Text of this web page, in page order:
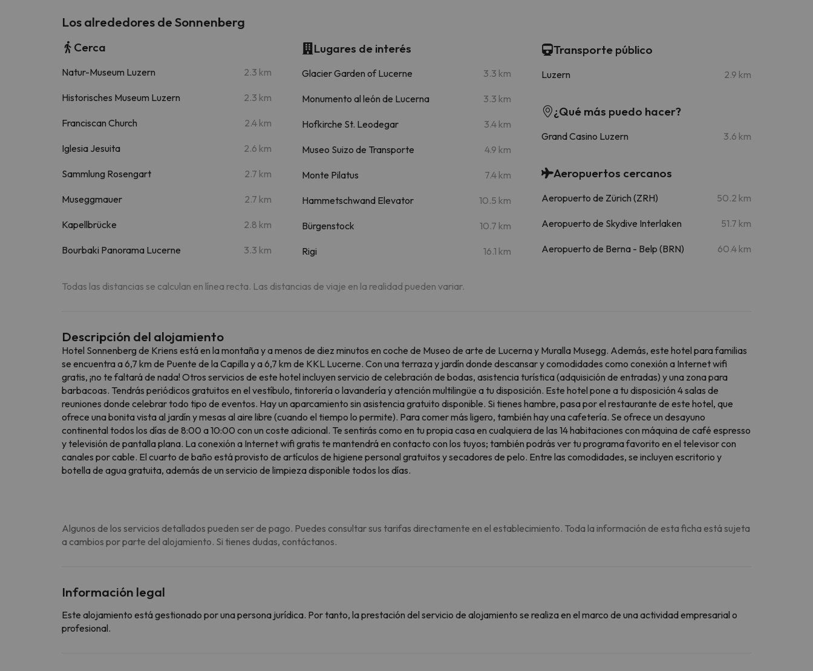
Los alrededores de Sonnenberg
Cerca
Natur-Museum Luzern 2.3 km
Historisches Museum Luzern 2.3 km
Franciscan Church 2.4 km
Iglesia Jesuita 2.6 km
Sammlung Rosengart 2.7 km
Museggmauer 2.7 km
Kapellbrücke 2.8 km
Bourbaki Panorama Lucerne 3.3 km
Lugares de interés
Glacier Garden of Lucerne 3.3 km
Monumento al león de Lucerna 3.3 km
Hofkirche St. Leodegar 3.4 km
Museo Suizo de Transporte 4.9 km
Monte Pilatus 7.4 km
Hammetschwand Elevator 10.5 km
Bürgenstock 10.7 km
Rigi 16.1 km
Transporte público
Luzern 2.9 km
¿Qué más puedo hacer?
Grand Casino Luzern 3.6 km
Aeropuertos cercanos
Aeropuerto de Zürich (ZRH) 50.2 km
Aeropuerto de Skydive Interlaken 51.7 km
Aeropuerto de Berna - Belp (BRN) 60.4 km
Todas las distancias se calculan en línea recta. Las distancias de viaje en la realidad pueden variar.
Descripción del alojamiento
Hotel Sonnenberg de Kriens está en la montaña y a menos de diez minutos en coche de Museo de arte de Lucerna y Muralla Musegg. Además, este hotel para familias
se encuentra a 6,7 km de Puente de la Capilla y a 6,7 km de KKL Lucerne. Con una terraza y jardín donde descansar y comodidades como conexión a Internet wifi
gratis, ¡no te faltará de nada! Otros servicios de este hotel incluyen servicio de celebración de bodas, asistencia turística (adquisición de entradas) y una zona para
barbacoas. Tendrás periódicos gratuitos en el vestíbulo, tintorería o lavandería y atención multilingüe a tu disposición. Este hotel pone a tu disposición 4 salas de
reuniones donde celebrar todo tipo de eventos. Hay un aparcamiento sin asistencia gratuito disponible. Si tienes hambre, pasa por el restaurante de este hotel, que
ofrece una bonita vista al jardín y mesas al aire libre (cuando el tiempo lo permite). Para comer más ligero, también hay una cafetería. Se ofrece un desayuno
continental todos los días de 8:00 a 10:00 con un coste adicional. Te sentirás como en tu propia casa en cualquiera de las 14 habitaciones con máquina de café espresso
y televisión de pantalla plana. La conexión a Internet wifi gratis te mantendrá en contacto con los tuyos; también podrás ver tu programa favorito en el televisor con
canales por cable. El cuarto de baño está provisto de artículos de higiene personal gratuitos y secadores de pelo. Entre las comodidades, se incluyen escritorio y
botella de agua gratuita, además de un servicio de limpieza disponible todos los días.
Algunos de los servicios detallados pueden ser de pago. Puedes consultar sus tarifas directamente en el establecimiento. Toda la información de esta ficha está sujeta
a cambios por parte del alojamiento. Si tienes dudas, contáctanos.
Información legal
Este alojamiento está gestionado por una persona jurídica. Por tanto, la prestación del servicio de alojamiento se realiza en el marco de una actividad empresarial o
profesional.